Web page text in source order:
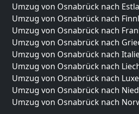
Umzug von Osnabrück nach
Umzug von Osnabrück nach
Umzug von Osnabrück nach
Umzug von Osnabrück nach
Umzug von Osnabrück nach
Umzug von Osnabrück nach
Umzug von Osnabrück nach
Umzug von Osnabrück nach
Umzug von Osnabrück nach